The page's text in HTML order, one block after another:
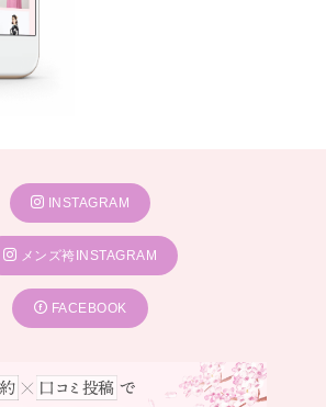
INSTAGRAM
メンズ袴INSTAGRAM
FACEBOOK